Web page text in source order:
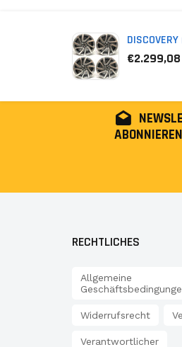
RECHTLICHES
Allgemeine
Widerrufsrecht
Verantwortlicher